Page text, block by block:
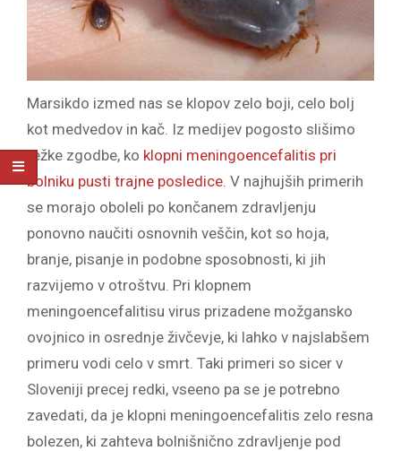
Marsikdo izmed nas se klopov zelo boji, celo bolj
kot medvedov in kač. Iz medijev pogosto slišimo
težke zgodbe, ko klopni meningoencefalitis pri
bolniku pusti trajne posledice . V najhujših primerih
se morajo oboleli po končanem zdravljenju
ponovno naučiti osnovnih veščin, kot so hoja,
branje, pisanje in podobne sposobnosti, ki jih
razvijemo v otroštvu. Pri klopnem
meningoencefalitisu virus prizadene možgansko
ovojnico in osrednje živčevje, ki lahko v najslabšem
primeru vodi celo v smrt. Taki primeri so sicer v
Sloveniji precej redki, vseeno pa se je potrebno
zavedati, da je klopni meningoencefalitis zelo resna
bolezen, ki zahteva bolnišnično zdravljenje pod